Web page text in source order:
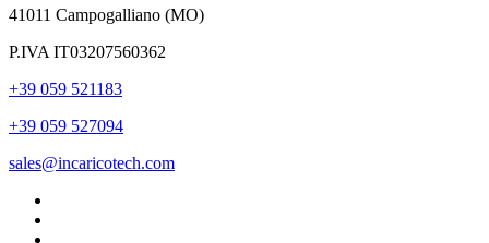
41011 Campogalliano (MO)
P.IVA IT03207560362
+39 059 521183
+39 059 527094
sales@incaricotech.com